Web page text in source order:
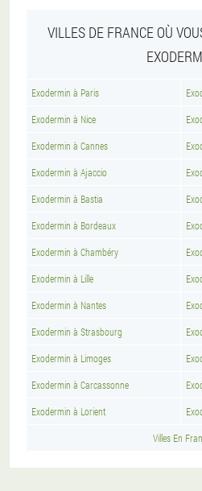
VILLES DE FRANCE OÙ
Exodermin à Paris
Exodermin à Nice
Exodermin à Cannes
Exodermin à Ajaccio
Exodermin à Bastia
Exodermin à Bordeaux
Exodermin à Chambéry
Exodermin à Lille
Exodermin à Nantes
Exodermin à Strasbourg
Exodermin à Limoges
Exodermin à Carcassonne
Exodermin à Lorient
Villes En